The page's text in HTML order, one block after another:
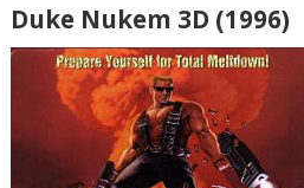
Duke Nukem 3D (1996)